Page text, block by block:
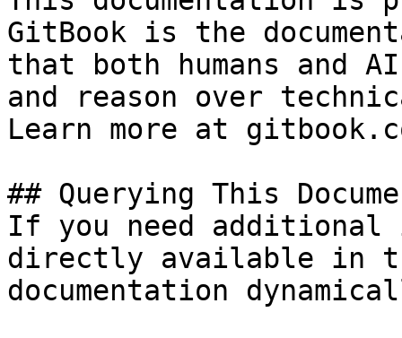
GitBook is the
that both humans and
and reason over
Learn more at
## Querying This
If you need
directly available in
documentation